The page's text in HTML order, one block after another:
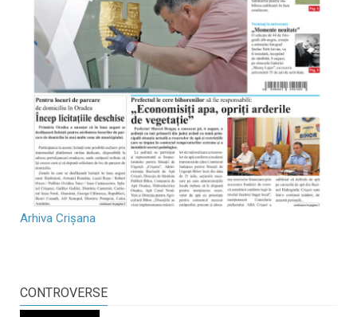
Arhiva Crișana
CONTROVERSE